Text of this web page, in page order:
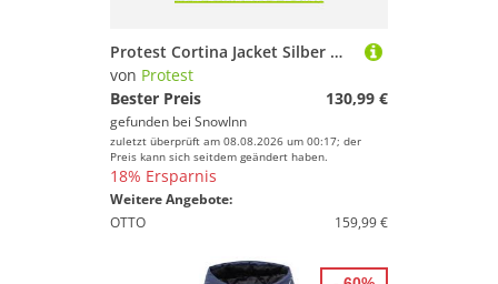
Protest Cortina Jacket Silber M Frau
von Protest
Bester Preis
130,99 €
gefunden bei SnowInn
zuletzt überprüft am 08.08.2026 um 00:17; der
Preis kann sich seitdem geändert haben.
18% Ersparnis
Weitere Angebote:
OTTO
159,99 €